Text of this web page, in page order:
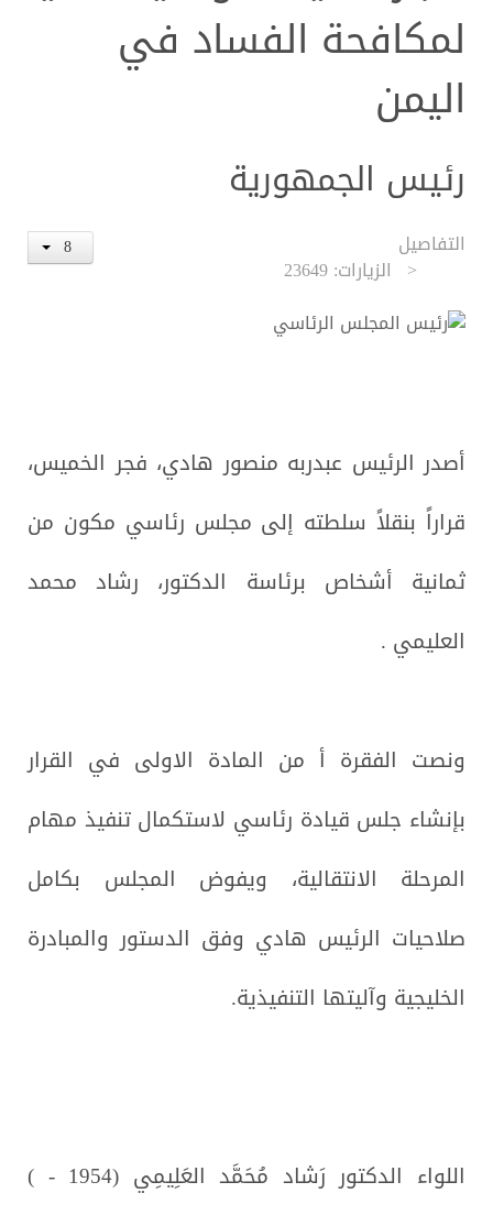
لمكافحة الفساد في
اليمن
رئيس الجمهورية
التفاصيل
الزيارات: 23649
أصدر الرئيس عبدربه منصور هادي، فجر الخميس،
قراراً بنقلاً سلطته إلى مجلس رئاسي مكون من
ثمانية أشخاص برئاسة الدكتور، رشاد محمد
العليمي .
ونصت الفقرة أ من المادة الاولى في القرار
بإنشاء جلس قيادة رئاسي لاستكمال تنفيذ مهام
المرحلة الانتقالية، ويفوض المجلس بكامل
صلاحيات الرئيس هادي وفق الدستور والمبادرة
الخليجية وآليتها التنفيذية.
اللواء الدكتور رَشاد مُحَمَّد العَلِيمِي (1954 - )